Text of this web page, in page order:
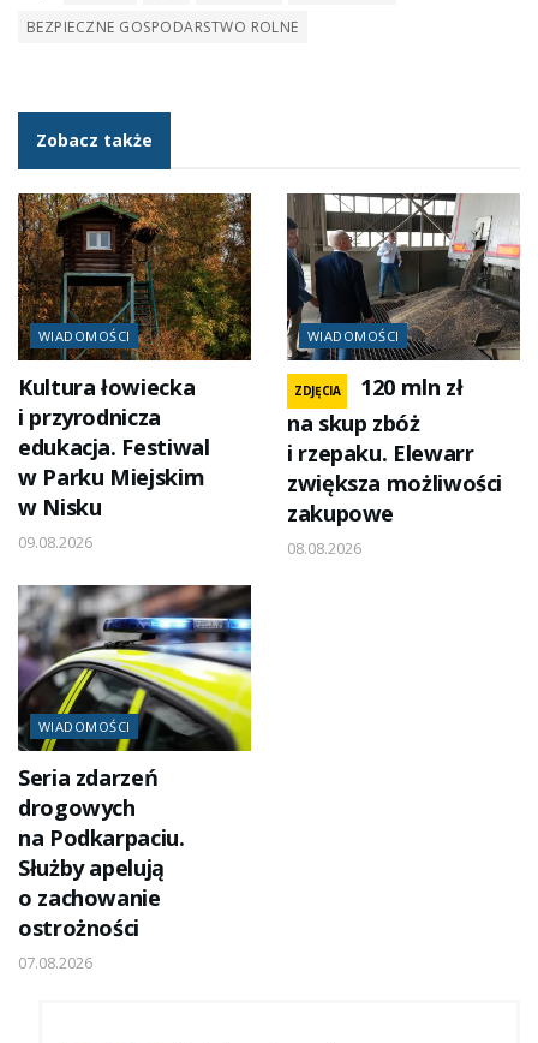
BEZPIECZNE GOSPODARSTWO ROLNE
Zobacz także
WIADOMOŚCI
Kultura łowiecka
i przyrodnicza
edukacja. Festiwal
w Parku Miejskim
w Nisku
09.08.2026
WIADOMOŚCI
ZDJĘCIA
120 mln zł
na skup zbóż
i rzepaku. Elewarr
zwiększa możliwości
zakupowe
08.08.2026
WIADOMOŚCI
Seria zdarzeń
drogowych
na Podkarpaciu.
Służby apelują
o zachowanie
ostrożności
07.08.2026